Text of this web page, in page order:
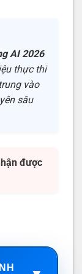
AI 2026
thực thi
vào
sâu
được